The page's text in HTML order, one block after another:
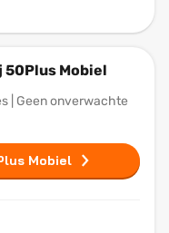
50Plus Mobiel
| Geen onverwachte
Mobiel